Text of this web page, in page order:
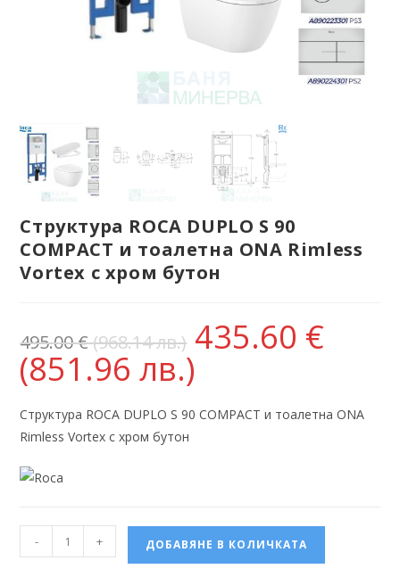
Структура ROCA DUPLO S 90
COMPACT и тоалетна ONA Rimless
Vortex с хром бутон
495.00€(968.14 лв.) 435.60 €
(851.96 лв.)
Структура ROCA DUPLO S 90 COMPACT и тоалетна ONA
Rimless Vortex с хром бутон
- + ДОБАВЯНЕ В КОЛИЧКАТА